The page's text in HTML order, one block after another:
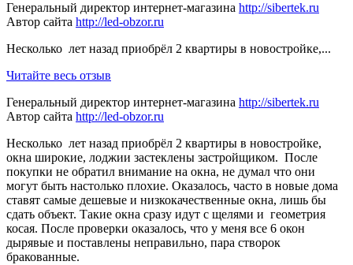
Генеральный директор интернет-магазина http://sibertek.ru
Автор сайта http://led-obzor.ru
Несколько лет назад приобрёл 2 квартиры в новостройке,...
Читайте весь отзыв
Генеральный директор интернет-магазина http://sibertek.ru
Автор сайта http://led-obzor.ru
Несколько лет назад приобрёл 2 квартиры в новостройке,
окна широкие, лоджии застеклены застройщиком. После
покупки не обратил внимание на окна, не думал что они
могут быть настолько плохие. Оказалось, часто в новые дома
ставят самые дешевые и низкокачественные окна, лишь бы
сдать объект. Такие окна сразу идут с щелями и геометрия
косая. После проверки оказалось, что у меня все 6 окон
дырявые и поставлены неправильно, пара створок
бракованные.